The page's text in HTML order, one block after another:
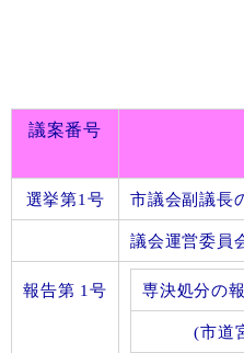
議案番号
選挙第1号 市議会副議長
議会運営委
報告第 1号 専決処分の
(市道宮内